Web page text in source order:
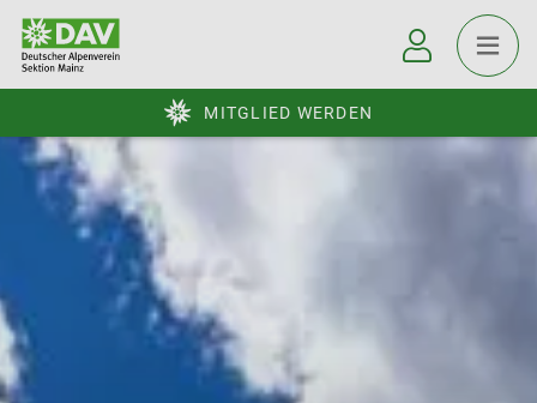
MITGLIED WERDEN